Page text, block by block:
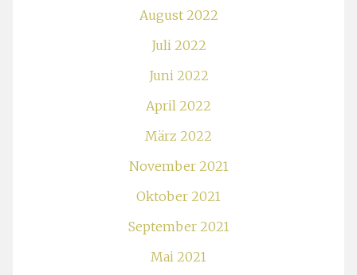
August 2022
Juli 2022
Juni 2022
April 2022
März 2022
November 2021
Oktober 2021
September 2021
Mai 2021